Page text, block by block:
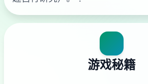
游戏秘籍